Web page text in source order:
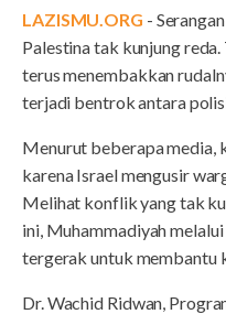
LAZISMU.ORG -
Palestina tak kunjung
terus menembakkan
terjadi bentrok antara
Menurut beberapa media,
karena Israel mengusir
Melihat konflik yang tak
ini, Muhammadiyah
tergerak untuk membantu
Dr. Wachid Ridwan,